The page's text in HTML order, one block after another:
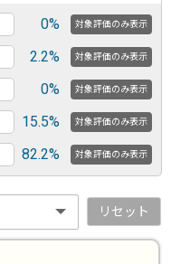
0% 対象評価のみ表示
2.2% 対象評価のみ表示
0% 対象評価のみ表示
15.5% 対象評価のみ表示
82.2% 対象評価のみ表示
リセット